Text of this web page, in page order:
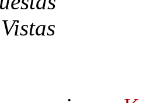
Vistas